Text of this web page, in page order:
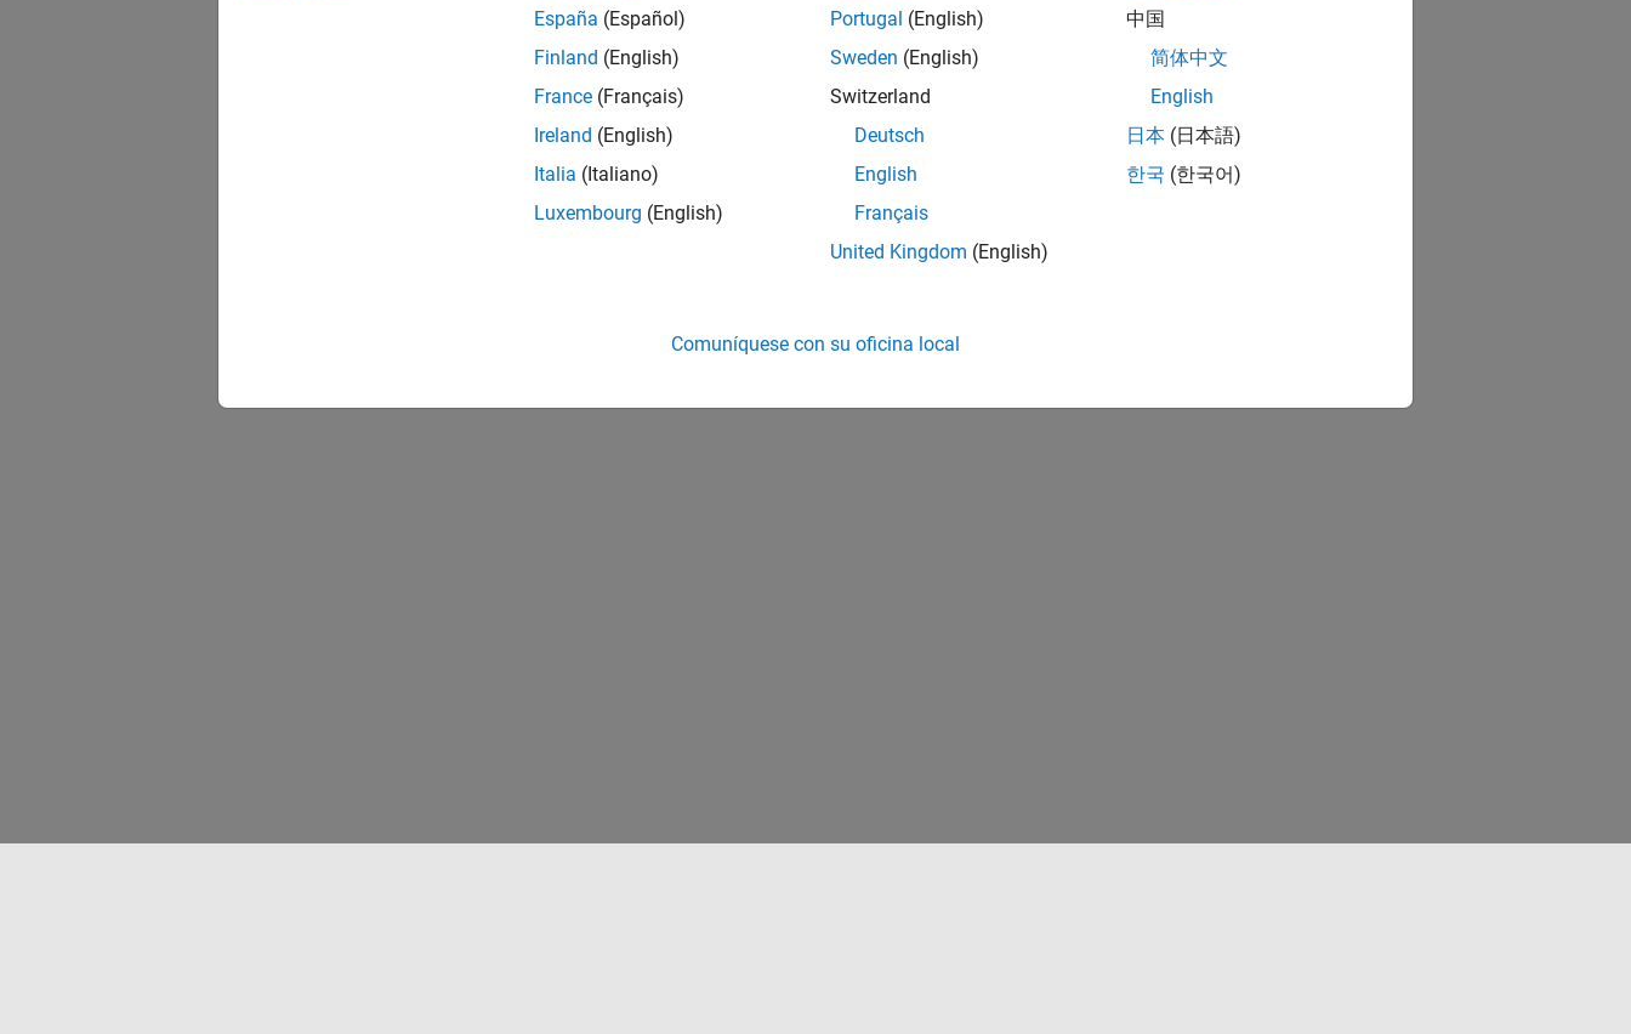
España (Español)
Finland (English)
France (Français)
Ireland (English)
Italia (Italiano)
Luxembourg (English)
Portugal (English)
Sweden (English)
Switzerland
Deutsch
English
Français
United Kingdom (English)
中国
简体中文
English
日本 (日本語)
한국 (한국어)
Comuníquese con su oficina local